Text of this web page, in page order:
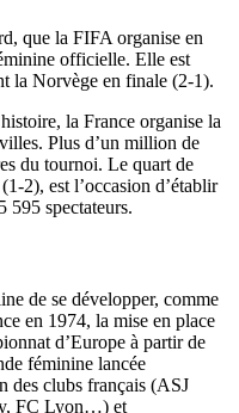
que la FIFA organise en
officielle. Elle est
la Norvège en finale (2-1).
la France organise la
Plus d’un million de
du tournoi. Le quart de
2), est l’occasion d’établir
595 spectateurs.
de se développer, comme
en 1974, la mise en place
d’Europe à partir de
féminine lancée
des clubs français (ASJ
FC Lyon…) et